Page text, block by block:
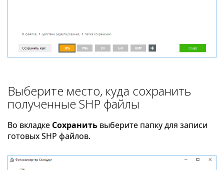
Выберите место, куда сохранить
полученные SHP файлы
Во вкладке Сохранить выберите папку для записи
готовых SHP файлов.